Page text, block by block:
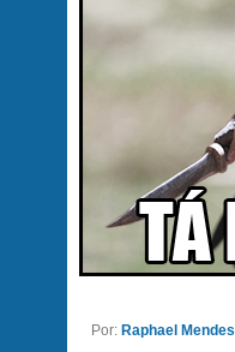
Por: Raphael Mendes